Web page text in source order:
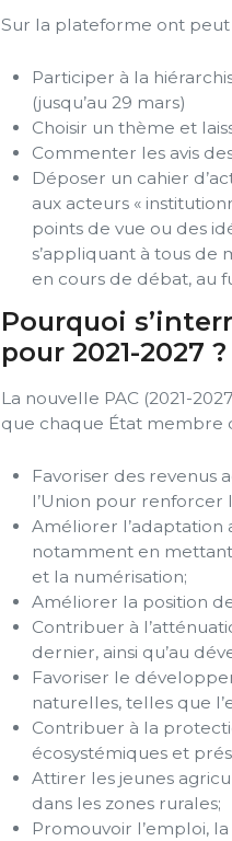
Sur la plateforme ont peut
Participer à la
(jusqu’au 29 mars)
Choisir un thème et
Commenter les avis
Déposer un cahier
aux acteurs «
points de vue ou des
s’appliquant à tous de
en cours de débat, au
Pourquoi
pour 2021-2027 ?
La nouvelle PAC (2021-
que chaque État membre
Favoriser des revenus
l’Union pour renforcer
Améliorer l’adaptation
notamment en
et la numérisation;
Améliorer la position
Contribuer à
dernier, ainsi qu’au
Favoriser le
naturelles, telles que
Contribuer à la
écosystémiques et
Attirer les jeunes
dans les zones rurales;
Promouvoir l’emploi,